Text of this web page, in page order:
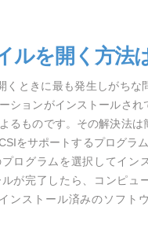
ルを開く方法
くときに最も発生しがちな
ションがインストールされ
るものです。その解決法は
をサポートするプログラ
プログラムを選択してイン
が完了したら、コンピュ
ンストール済みのソフト